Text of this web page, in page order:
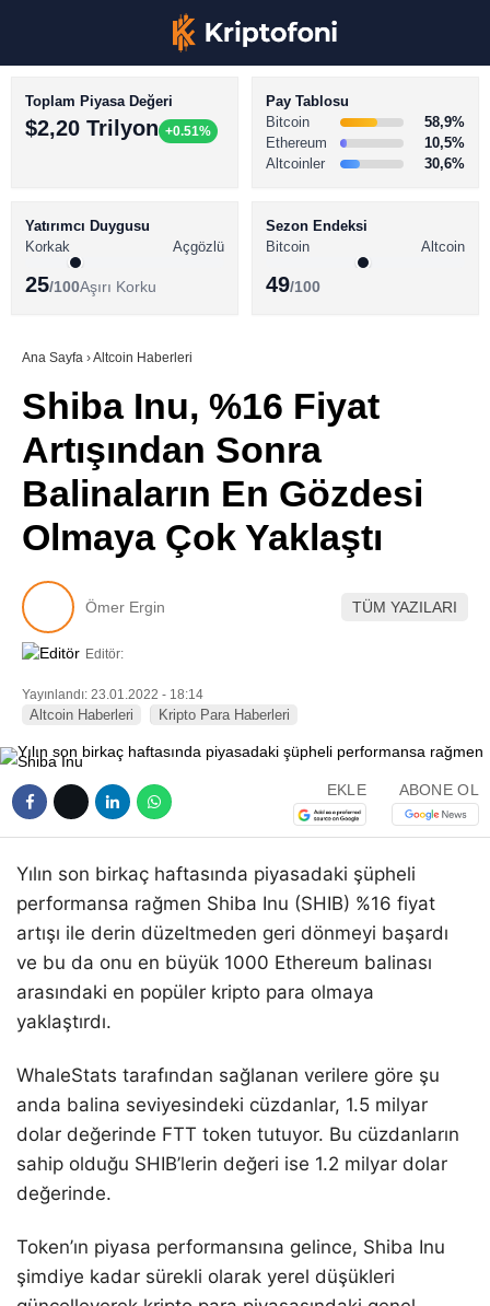
Youtube
BİTCOİN HABERLERİ
ALTCOİN HABERLERİ
SÖZLÜK
Toplam Piyasa Değeri
$2,20 Trilyon +0.51%
Pay Tablosu
Bitcoin
58,9%
Ethereum
10,5%
Altcoinler
30,6%
Yatırımcı Duygusu
Korkak
Açgözlü
25/100Aşırı Korku
Sezon Endeksi
Bitcoin
Altcoin
49/100
Ana Sayfa ›Altcoin Haberleri
Shiba Inu, %16 Fiyat
Artışından Sonra
Balinaların En Gözdesi
Olmaya Çok Yaklaştı
Ömer Ergin TÜM YAZILARI
Editör:
Yayınlandı: 23.01.2022 - 18:14
Altcoin Haberleri Kripto Para Haberleri
EKLE ABONE OL
Yılın son birkaç haftasında piyasadaki şüpheli
performansa rağmen Shiba Inu (SHIB) %16 fiyat
artışı ile derin düzeltmeden geri dönmeyi başardı
ve bu da onu en büyük 1000 Ethereum balinası
arasındaki en popüler kripto para olmaya
yaklaştırdı.
WhaleStats tarafından sağlanan verilere göre şu
anda balina seviyesindeki cüzdanlar, 1.5 milyar
dolar değerinde FTT token tutuyor. Bu cüzdanların
sahip olduğu SHIB’lerin değeri ise 1.2 milyar dolar
değerinde.
Token’ın piyasa performansına gelince, Shiba Inu
şimdiye kadar sürekli olarak yerel düşükleri